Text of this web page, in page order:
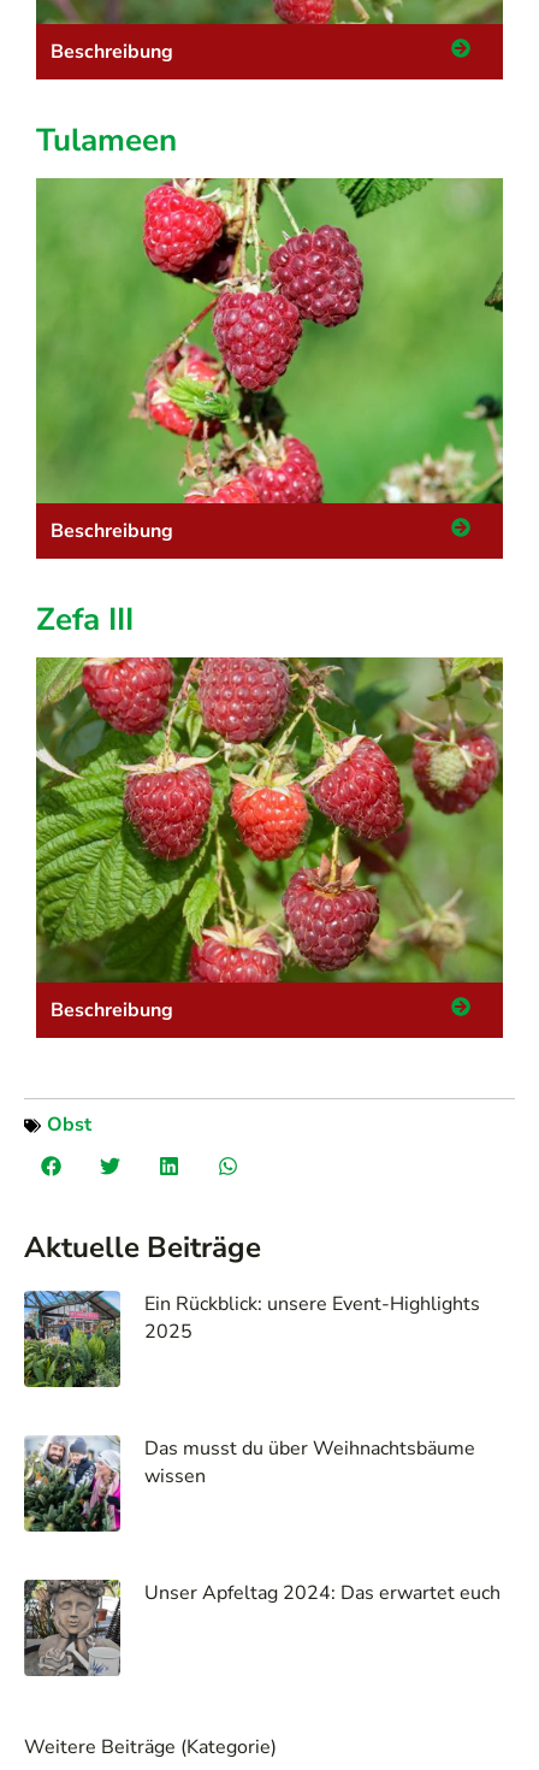
Beschreibung
Tulameen
Beschreibung
Zefa III
Beschreibung
Obst
Aktuelle Beiträge
Ein Rückblick: unsere Event-Highlights
2025
Das musst du über Weihnachtsbäume
wissen
Unser Apfeltag 2024: Das erwartet euch
Weitere Beiträge (Kategorie)